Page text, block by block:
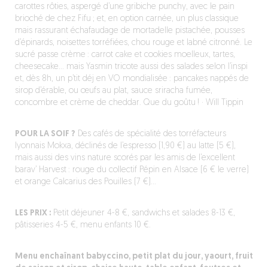
carottes rôties, aspergé d’une gribiche punchy, avec le pain
brioché de chez Fifu ; et, en option carnée, un plus classique
mais rassurant échafaudage de mortadelle pistachée, pousses
d’épinards, noisettes torréfiées, chou rouge et labné citronné. Le
sucré passe crème : carrot cake et cookies moelleux, tartes,
cheesecake… mais Yasmin tricote aussi des salades selon l’inspi
et, dès 8h, un p’tit déj en VO mondialisée : pancakes nappés de
sirop d’érable, ou œufs au plat, sauce sriracha fumée,
concombre et crème de cheddar. Que du goûtu ! · Will Tippin
POUR LA SOIF ? Des cafés de spécialité des torréfacteurs
lyonnais Mokxa, déclinés de l’espresso (1,90 €) au latte (5 €),
mais aussi des vins nature scorés par les amis de l’excellent
barav’ Harvest : rouge du collectif Pépin en Alsace (6 € le verre)
et orange Calcarius des Pouilles (7 €)…
LES PRIX :Petit déjeuner 4-8 €, sandwichs et salades 8-13 €,
pâtisseries 4-5 €, menu enfants 10 €.
Menu enchaînant babyccino, petit plat du jour, yaourt, fruit